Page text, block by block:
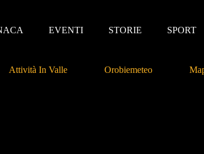
EVENTI STORIE SPORT
Attività In Valle Orobiemeteo